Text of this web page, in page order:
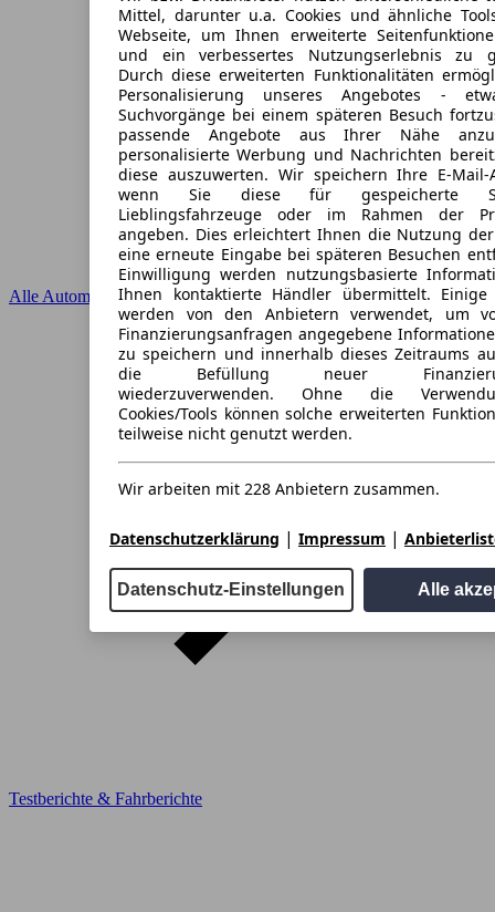
Mittel, darunter u.a. Cookies und ähnliche
Webseite, um Ihnen erweiterte
und ein verbessertes Nutzungserlebnis zu
Durch diese erweiterten Funktionalitäten
Personalisierung unseres Angebotes -
Suchvorgänge bei einem späteren Besuch
passende Angebote aus Ihrer Nähe
personalisierte Werbung und Nachrichten
diese auszuwerten. Wir speichern Ihre E-Mail-
wenn Sie diese für gespeicherte
Lieblingsfahrzeuge oder im Rahmen der
angeben. Dies erleichtert Ihnen die Nutzung
eine erneute Eingabe bei späteren Besuchen
Einwilligung werden nutzungsbasierte
Ihnen kontaktierte Händler übermittelt. Einige
werden von den Anbietern verwendet, um
Finanzierungsanfragen angegebene
zu speichern und innerhalb dieses Zeitraums
die Befüllung neuer
wiederzuverwenden. Ohne die
Cookies/Tools können solche erweiterten
teilweise nicht genutzt werden.
Wir arbeiten mit 228 Anbietern zusammen.
Datenschutzerklärung | Impressum |
Datenschutz-Einstellungen Alle
Alle Automarken
Testberichte & Fahrberichte